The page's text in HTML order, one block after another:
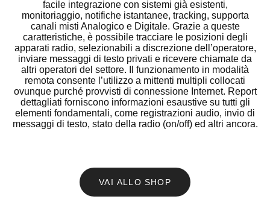
facile integrazione con sistemi già esistenti,
monitoriaggio, notifiche istantanee, tracking, supporta
canali misti Analogico e Digitale. Grazie a queste
caratteristiche, è possibile tracciare le posizioni degli
apparati radio, selezionabili a discrezione dell’operatore,
inviare messaggi di testo privati e ricevere chiamate da
altri operatori del settore. Il funzionamento in modalità
remota consente l’utilizzo a mittenti multipli collocati
ovunque purché provvisti di connessione Internet. Report
dettagliati forniscono informazioni esaustive su tutti gli
elementi fondamentali, come registrazioni audio, invio di
messaggi di testo, stato della radio (on/off) ed altri ancora.
VAI ALLO SHOP